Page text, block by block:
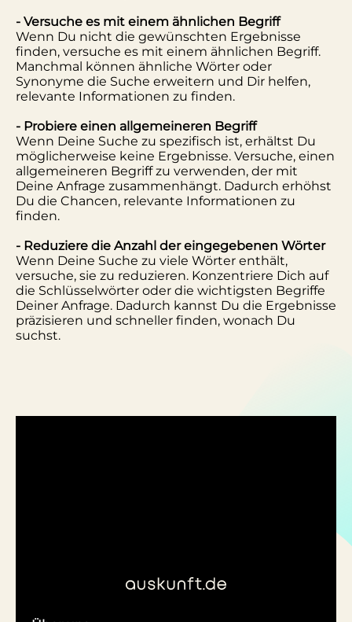
- Versuche es mit einem ähnlichen Begriff
Wenn Du nicht die gewünschten Ergebnisse
finden, versuche es mit einem ähnlichen Begriff.
Manchmal können ähnliche Wörter oder
Synonyme die Suche erweitern und Dir helfen,
relevante Informationen zu finden.
- Probiere einen allgemeineren Begriff
Wenn Deine Suche zu spezifisch ist, erhältst Du
möglicherweise keine Ergebnisse. Versuche, einen
allgemeineren Begriff zu verwenden, der mit
Deine Anfrage zusammenhängt. Dadurch erhöhst
Du die Chancen, relevante Informationen zu
finden.
- Reduziere die Anzahl der eingegebenen Wörter
Wenn Deine Suche zu viele Wörter enthält,
versuche, sie zu reduzieren. Konzentriere Dich auf
die Schlüsselwörter oder die wichtigsten Begriffe
Deiner Anfrage. Dadurch kannst Du die Ergebnisse
präzisieren und schneller finden, wonach Du
suchst.